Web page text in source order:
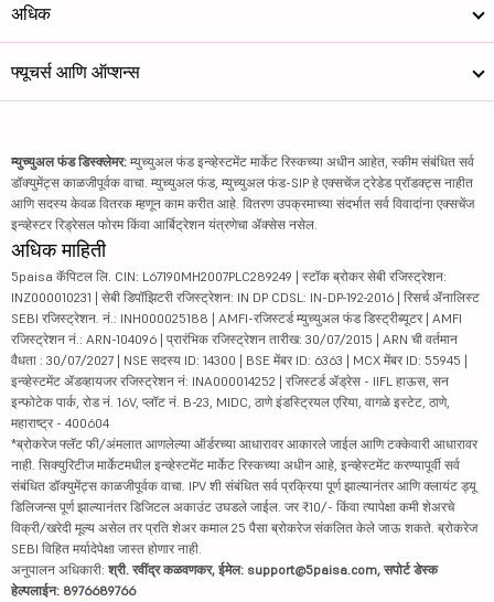
अधिक
फ्यूचर्स आणि ऑप्शन्स
म्युच्युअल फंड डिस्क्लेमर: म्युच्युअल फंड इन्व्हेस्टमेंट मार्केट रिस्कच्या अधीन आहेत, स्कीम संबंधित सर्व
डॉक्युमेंट्स काळजीपूर्वक वाचा. म्युच्युअल फंड, म्युच्युअल फंड-SIP हे एक्सचेंज ट्रेडेड प्रॉडक्ट्स नाहीत
आणि सदस्य केवळ वितरक म्हणून काम करीत आहे. वितरण उपक्रमाच्या संदर्भात सर्व विवादांना एक्सचेंज
इन्व्हेस्टर रिड्रेसल फोरम किंवा आर्बिट्रेशन यंत्रणेचा ॲक्सेस नसेल.
अधिक माहिती
5paisa कॅपिटल लि. CIN: L67190MH2007PLC289249 | स्टॉक ब्रोकर सेबी रजिस्ट्रेशन:
INZ000010231 | सेबी डिपॉझिटरी रजिस्ट्रेशन: IN DP CDSL: IN-DP-192-2016 | रिसर्च ॲनालिस्ट
SEBI रजिस्ट्रेशन. नं.: INH000025188 | AMFI-रजिस्टर्ड म्युच्युअल फंड डिस्ट्रीब्यूटर | AMFI
रजिस्ट्रेशन नं.: ARN-104096 | प्रारंभिक रजिस्ट्रेशन तारीख: 30/07/2015 | ARN ची वर्तमान
वैधता : 30/07/2027 | NSE सदस्य ID: 14300 | BSE मेंबर ID: 6363 | MCX मेंबर ID: 55945 |
इन्व्हेस्टमेंट ॲडव्हायजर रजिस्ट्रेशन नं: INA000014252 | रजिस्टर्ड ॲड्रेस - IIFL हाऊस, सन
इन्फोटेक पार्क, रोड नं. 16V, प्लॉट नं. B-23, MIDC, ठाणे इंडस्ट्रियल एरिया, वागळे इस्टेट, ठाणे,
महाराष्ट्र - 400604
*ब्रोकरेज फ्लॅट फी/अंमलात आणलेल्या ऑर्डरच्या आधारावर आकारले जाईल आणि टक्केवारी आधारावर
नाही. सिक्युरिटीज मार्केटमधील इन्व्हेस्टमेंट मार्केट रिस्कच्या अधीन आहे, इन्व्हेस्टमेंट करण्यापूर्वी सर्व
संबंधित डॉक्युमेंट्स काळजीपूर्वक वाचा. IPV शी संबंधित सर्व प्रक्रिया पूर्ण झाल्यानंतर आणि क्लायंट ड्यू
डिलिजन्स पूर्ण झाल्यानंतर डिजिटल अकाउंट उघडले जाईल. जर ₹10/- किंवा त्यापेक्षा कमी शेअरचे
विक्री/खरेदी मूल्य असेल तर प्रति शेअर कमाल 25 पैसा ब्रोकरेज संकलित केले जाऊ शकते. ब्रोकरेज
SEBI विहित मर्यादेपेक्षा जास्त होणार नाही.
अनुपालन अधिकारी: श्री. रवींद्र कळवणकर, ईमेल: support@5paisa.com, सपोर्ट डेस्क
हेल्पलाईन: 8976689766